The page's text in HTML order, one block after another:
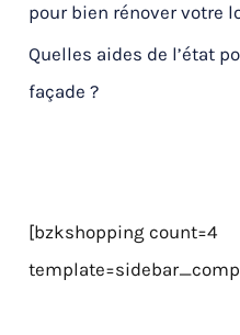
pour bien rénover votre
Quelles aides de l’état
façade ?
[bzkshopping count=4